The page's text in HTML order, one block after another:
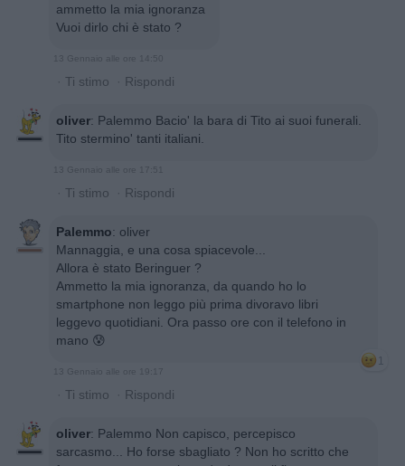
ammetto la mia ignoranza
Vuoi dirlo chi è stato ?
13 Gennaio alle ore 14:50
· Ti stimo · Rispondi
oliver: Palemmo Bacio' la bara di Tito ai suoi funerali.
Tito stermino' tanti italiani.
13 Gennaio alle ore 17:51
· Ti stimo · Rispondi
Palemmo: oliver
Mannaggia, e una cosa spiacevole...
Allora è stato Beringuer ?
Ammetto la mia ignoranza, da quando ho lo
smartphone non leggo più prima divoravo libri
leggevo quotidiani. Ora passo ore con il telefono in
mano 😰
1
13 Gennaio alle ore 19:17
· Ti stimo · Rispondi
oliver: Palemmo Non capisco, percepisco
sarcasmo... Ho forse sbagliato ? Non ho scritto che